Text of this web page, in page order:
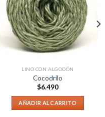
LINO CON ALGODÓN
Cocodrilo
$6.490
AÑADIR AL CARRITO